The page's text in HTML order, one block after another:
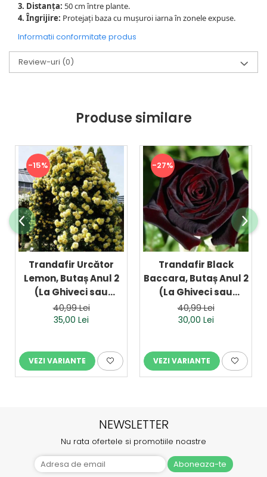
3. Distanța: 50 cm între plante.
4. Îngrijire: Protejați baza cu mușuroi iarna în zonele expuse.
Informatii conformitate produs
Review-uri (0)
Produse similare
-15%
Trandafir Urcător
Lemon, Butaș Anul 2
(La Ghiveci sau
Rădăcină Liberă)
40,99 Lei
35,00 Lei
VEZI VARIANTE
-27%
Trandafir Black
Baccara, Butaș Anul 2
(La Ghiveci sau
Rădăcină Liberă)
40,99 Lei
30,00 Lei
VEZI VARIANTE
NEWSLETTER
Nu rata ofertele si promotiile noastre